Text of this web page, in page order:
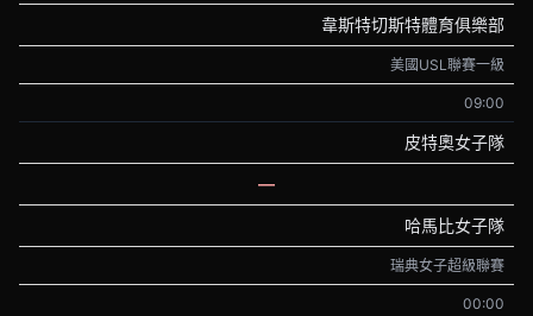
韋斯特切斯特體育俱樂部
美國USL聯賽一級
09:00
皮特奧女子隊
—
哈馬比女子隊
瑞典女子超級聯賽
00:00